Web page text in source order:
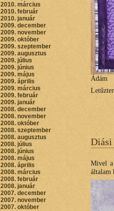
Ádám
Mivel a
általam
2010. március
2010. február
2010. január
2009. december
2009. november
2009. október
2009. szeptember
2009. augusztus
2009. július
2009. június
2009. május
2009. április
2009. március
2009. február
2009. január
2008. december
2008. november
2008. október
2008. szeptember
2008. augusztus
2008. július
2008. június
2008. május
2008. április
2008. március
2008. február
2008. január
2007. december
2007. november
2007. október